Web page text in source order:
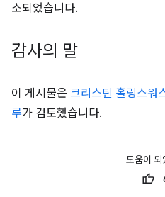
소되었습니다.
감사의 말
이 게시물은 크리스틴 홀링스워
루가 검토했습니다.
도움이 되